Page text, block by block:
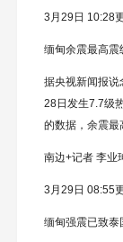
3月29日 10:28
缅甸余震最高震
据央视新闻报说
28日发生7.7级
的数据，余震最
南边+记者 李业
3月29日 08:55
缅甸强震已致